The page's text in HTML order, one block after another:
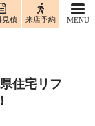
見積 来店予約
住宅リフ